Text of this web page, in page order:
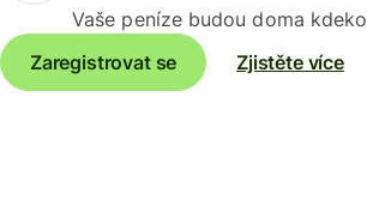
Vaše peníze budou doma
Zaregistrovat se
Zjistěte více